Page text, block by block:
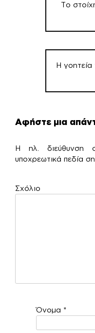
Το
Η γοητεία
Αφήστε μια
Η ηλ. διεύθυνση
υποχρεωτικά πεδία
Όνομα *